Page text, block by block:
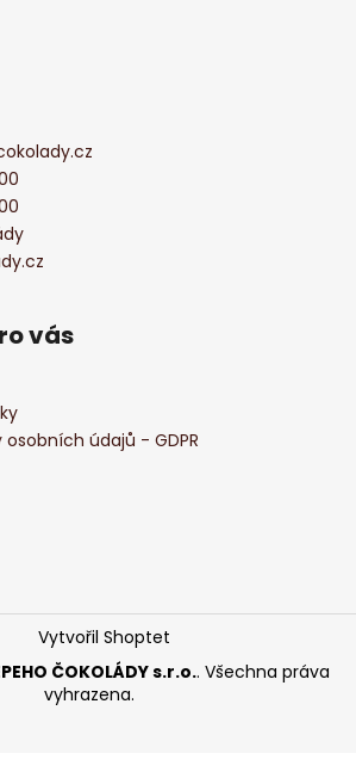
vás
údajů - GDPR
Vytvořil Shoptet
ČOKOLÁDY s.r.o.. Všechna práva
vyhrazena.